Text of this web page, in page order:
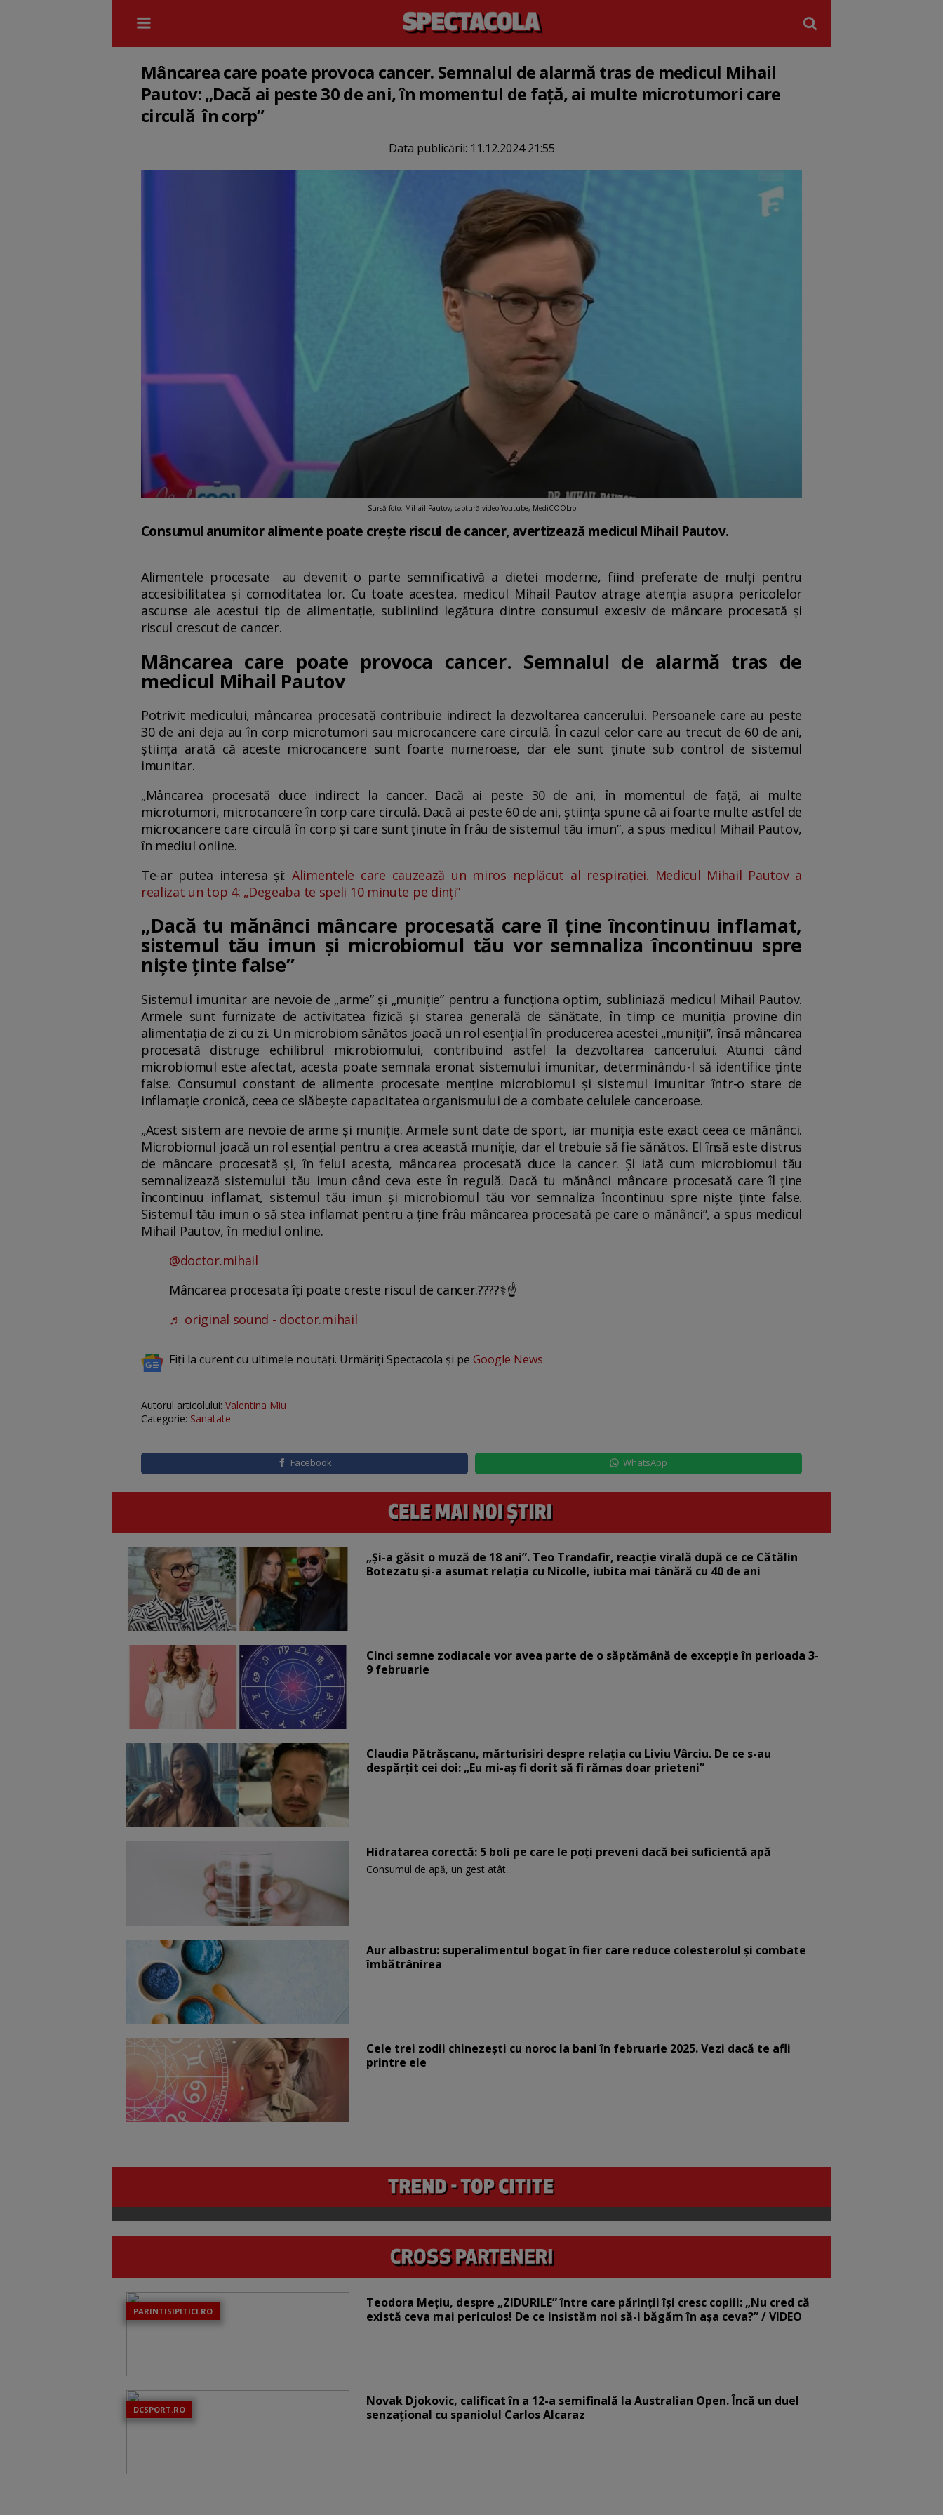
Mâncarea care poate provoca cancer. Semnalul de alarmă tras de medicul Mihail
Pautov: „Dacă ai peste 30 de ani, în momentul de față, ai multe microtumori care
circulă în corp”
Data publicării: 11.12.2024 21:55
Sursă foto: Mihail Pautov, captură video Youtube, MediCOOLro
Consumul anumitor alimente poate crește riscul de cancer, avertizează medicul Mihail Pautov.
Alimentele procesate au devenit o parte semnificativă a dietei moderne, fiind preferate de mulți pentru
accesibilitatea și comoditatea lor. Cu toate acestea, medicul Mihail Pautov atrage atenția asupra pericolelor
ascunse ale acestui tip de alimentație, subliniind legătura dintre consumul excesiv de mâncare procesată și
riscul crescut de cancer.
Mâncarea care poate provoca cancer. Semnalul de alarmă tras de
medicul Mihail Pautov
Potrivit medicului, mâncarea procesată contribuie indirect la dezvoltarea cancerului. Persoanele care au peste
30 de ani deja au în corp microtumori sau microcancere care circulă. În cazul celor care au trecut de 60 de ani,
știința arată că aceste microcancere sunt foarte numeroase, dar ele sunt ținute sub control de sistemul
imunitar.
„Mâncarea procesată duce indirect la cancer. Dacă ai peste 30 de ani, în momentul de față, ai multe
microtumori, microcancere în corp care circulă. Dacă ai peste 60 de ani, știința spune că ai foarte multe astfel de
microcancere care circulă în corp și care sunt ținute în frâu de sistemul tău imun”, a spus medicul Mihail Pautov,
în mediul online.
Te-ar putea interesa și:Alimentele care cauzează un miros neplăcut al respirației. Medicul Mihail Pautov a
realizat un top 4: „Degeaba te speli 10 minute pe dinți”
„Dacă tu mănânci mâncare procesată care îl ține încontinuu inflamat,
sistemul tău imun și microbiomul tău vor semnaliza încontinuu spre
niște ținte false”
Sistemul imunitar are nevoie de „arme” și „muniție” pentru a funcționa optim, subliniază medicul Mihail Pautov.
Armele sunt furnizate de activitatea fizică și starea generală de sănătate, în timp ce muniția provine din
alimentația de zi cu zi. Un microbiom sănătos joacă un rol esențial în producerea acestei „muniții”, însă mâncarea
procesată distruge echilibrul microbiomului, contribuind astfel la dezvoltarea cancerului. Atunci când
microbiomul este afectat, acesta poate semnala eronat sistemului imunitar, determinându-l să identifice ținte
false. Consumul constant de alimente procesate menține microbiomul și sistemul imunitar într-o stare de
inflamație cronică, ceea ce slăbește capacitatea organismului de a combate celulele canceroase.
„Acest sistem are nevoie de arme și muniție. Armele sunt date de sport, iar muniția este exact ceea ce mănânci.
Microbiomul joacă un rol esențial pentru a crea această muniție, dar el trebuie să fie sănătos. El însă este distrus
de mâncare procesată și, în felul acesta, mâncarea procesată duce la cancer. Și iată cum microbiomul tău
semnalizează sistemului tău imun când ceva este în regulă. Dacă tu mănânci mâncare procesată care îl ține
încontinuu inflamat, sistemul tău imun și microbiomul tău vor semnaliza încontinuu spre niște ținte false.
Sistemul tău imun o să stea inflamat pentru a ține frâu mâncarea procesată pe care o mănânci”, a spus medicul
Mihail Pautov, în mediul online.
@doctor.mihail
Mâncarea procesata îți poate creste riscul de cancer.????‍⚕️☝️
♬ original sound - doctor.mihail
Fiți la curent cu ultimele noutăți. Urmăriți Spectacola și pe Google News
Autorul articolului: Valentina Miu
Categorie: Sanatate
Facebook WhatsApp
„Și-a găsit o muză de 18 ani”. Teo Trandafir, reacție virală după ce ce Cătălin
Botezatu și-a asumat relația cu Nicolle, iubita mai tânără cu 40 de ani
Cinci semne zodiacale vor avea parte de o săptămână de excepție în perioada 3-
9 februarie
Claudia Pătrășcanu, mărturisiri despre relația cu Liviu Vârciu. De ce s-au
despărțit cei doi: „Eu mi-aș fi dorit să fi rămas doar prieteni”
Hidratarea corectă: 5 boli pe care le poți preveni dacă bei suficientă apă
Consumul de apă, un gest atât...
Aur albastru: superalimentul bogat în fier care reduce colesterolul și combate
îmbătrânirea
Cele trei zodii chinezești cu noroc la bani în februarie 2025. Vezi dacă te afli
printre ele
PARINTISIPITICI.RO
Teodora Mețiu, despre „ZIDURILE” între care părinții își cresc copiii: „Nu cred că
există ceva mai periculos! De ce insistăm noi să-i băgăm în așa ceva?” / VIDEO
DCSPORT.RO
Novak Djokovic, calificat în a 12-a semifinală la Australian Open. Încă un duel
senzațional cu spaniolul Carlos Alcaraz